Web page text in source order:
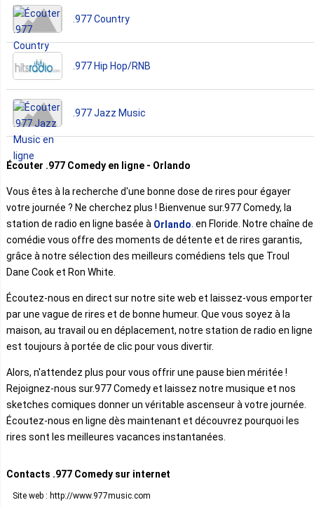
.977 Country
.977 Hip Hop/RNB
.977 Jazz Music
Écouter .977 Comedy en ligne - Orlando
Vous êtes à la recherche d'une bonne dose de rires pour égayer
votre journée ? Ne cherchez plus ! Bienvenue sur.977 Comedy, la
station de radio en ligne basée à Orlando . en Floride. Notre chaîne de
comédie vous offre des moments de détente et de rires garantis,
grâce à notre sélection des meilleurs comédiens tels que Troul
Dane Cook et Ron White.
Écoutez-nous en direct sur notre site web et laissez-vous emporter
par une vague de rires et de bonne humeur. Que vous soyez à la
maison, au travail ou en déplacement, notre station de radio en ligne
est toujours à portée de clic pour vous divertir.
Alors, n'attendez plus pour vous offrir une pause bien méritée !
Rejoignez-nous sur.977 Comedy et laissez notre musique et nos
sketches comiques donner un véritable ascenseur à votre journée.
Écoutez-nous en ligne dès maintenant et découvrez pourquoi les
rires sont les meilleures vacances instantanées.
Contacts .977 Comedy sur internet
Site web : http://www.977music.com